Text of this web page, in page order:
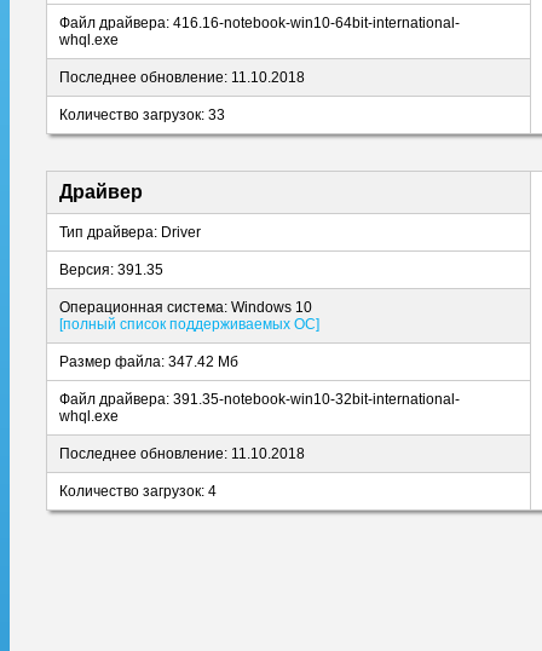
Файл драйвера: 416.16-notebook-win10-64bit-international-
whql.exe
Последнее обновление: 11.10.2018
Количество загрузок: 33
Драйвер
Тип драйвера: Driver
Версия: 391.35
Операционная система: Windows 10
[полный список поддерживаемых ОС]
Размер файла: 347.42 Мб
Файл драйвера: 391.35-notebook-win10-32bit-international-
whql.exe
Последнее обновление: 11.10.2018
Количество загрузок: 4